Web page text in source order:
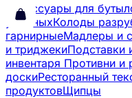
Аксессуары для
уборныхКолоды
гарнирныеМадлеры и
и триджекиПодставки
инвентаря Противни и
доскиРесторанный
продуктовЩипцы